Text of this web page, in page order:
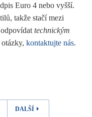
Euro 4 nebo vyšší.
takže stačí mezi
technickým
kontaktujte nás.
DALŠÍ